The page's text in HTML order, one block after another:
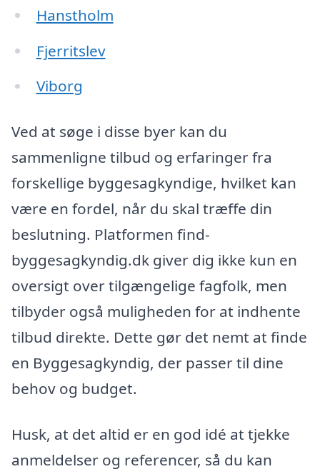
Hanstholm
Fjerritslev
Viborg
Ved at søge i disse byer kan du
sammenligne tilbud og erfaringer fra
forskellige byggesagkyndige, hvilket kan
være en fordel, når du skal træffe din
beslutning. Platformen find-
byggesagkyndig.dk giver dig ikke kun en
oversigt over tilgængelige fagfolk, men
tilbyder også muligheden for at indhente
tilbud direkte. Dette gør det nemt at finde
en Byggesagkyndig, der passer til dine
behov og budget.
Husk, at det altid er en god idé at tjekke
anmeldelser og referencer, så du kan